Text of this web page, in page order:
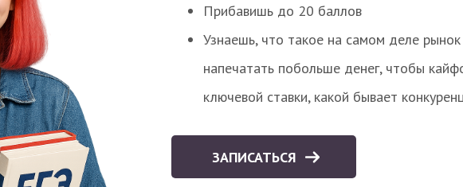
Прибавишь до 20 баллов
Узнаешь, что такое на самом деле
напечатать побольше денег, чтобы
ключевой ставки, какой бывает
ЗАПИСАТЬСЯ